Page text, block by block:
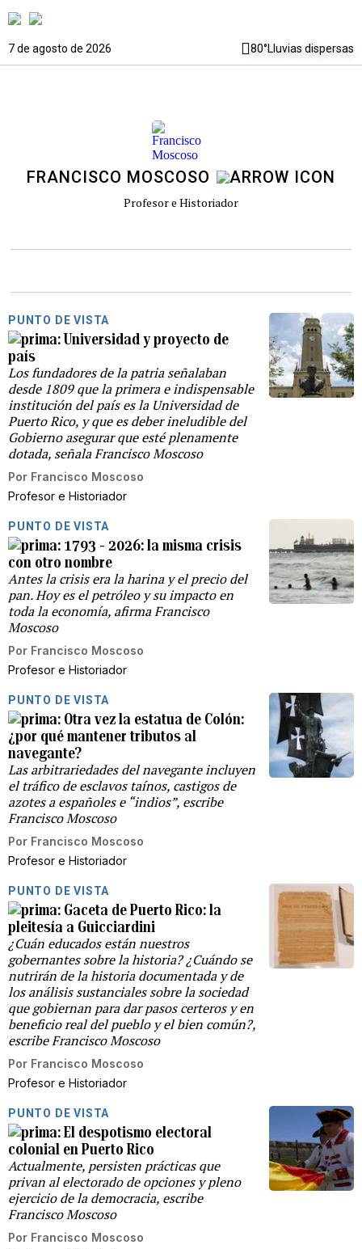
7 de agosto de 2026 80°Lluvias dispersas
FRANCISCO MOSCOSO
Profesor e Historiador
PUNTO DE VISTA
Universidad y proyecto de
país
Los fundadores de la patria señalaban
desde 1809 que la primera e indispensable
institución del país es la Universidad de
Puerto Rico, y que es deber ineludible del
Gobierno asegurar que esté plenamente
dotada, señala Francisco Moscoso
Por Francisco Moscoso
Profesor e Historiador
PUNTO DE VISTA
1793 - 2026: la misma crisis
con otro nombre
Antes la crisis era la harina y el precio del
pan. Hoy es el petróleo y su impacto en
toda la economía, afirma Francisco
Moscoso
Por Francisco Moscoso
Profesor e Historiador
PUNTO DE VISTA
Otra vez la estatua de Colón:
¿por qué mantener tributos al
navegante?
Las arbitrariedades del navegante incluyen
el tráfico de esclavos taínos, castigos de
azotes a españoles e “indios”, escribe
Francisco Moscoso
Por Francisco Moscoso
Profesor e Historiador
PUNTO DE VISTA
Gaceta de Puerto Rico: la
pleitesía a Guicciardini
¿Cuán educados están nuestros
gobernantes sobre la historia? ¿Cuándo se
nutrirán de la historia documentada y de
los análisis sustanciales sobre la sociedad
que gobiernan para dar pasos certeros y en
beneficio real del pueblo y el bien común?,
escribe Francisco Moscoso
Por Francisco Moscoso
Profesor e Historiador
PUNTO DE VISTA
El despotismo electoral
colonial en Puerto Rico
Actualmente, persisten prácticas que
privan al electorado de opciones y pleno
ejercicio de la democracia, escribe
Francisco Moscoso
Por Francisco Moscoso